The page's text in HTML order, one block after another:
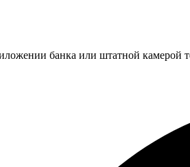
банка или штатной камерой